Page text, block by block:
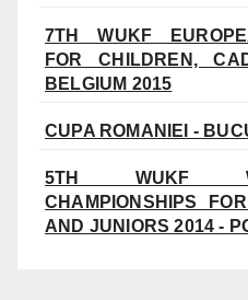
7TH WUKF
FOR CHILDREN,
BELGIUM 2015
CUPA ROMANIEI -
5TH WUKF
CHAMPIONSHIPS
AND JUNIORS 2014 -